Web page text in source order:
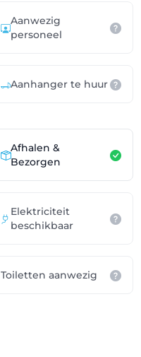
Aanwezig
personeel
Aanhanger te huur
Afhalen &
Bezorgen
Elektriciteit
beschikbaar
Toiletten aanwezig